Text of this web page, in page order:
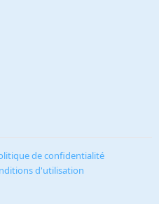
de confidentialité
d'utilisation